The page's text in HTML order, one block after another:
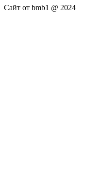
Сайт от bmb1 @ 2024